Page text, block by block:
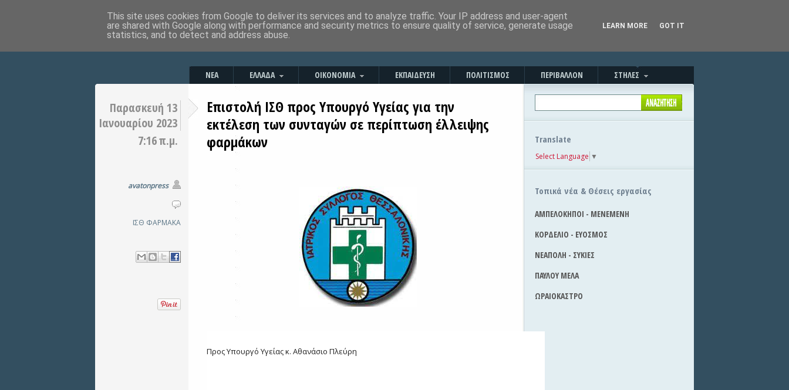
ΝΕΑ ΕΛΛΑΔΑ ΟΙΚΟΝΟΜΙΑ ΕΚΠΑΙΔΕΥΣΗ ΠΟΛΙΤΙΣΜΟΣ ΠΕΡΙΒΑΛΛΟΝ ΣΤΗΛΕΣ
Παρασκευή 13
Ιανουαρίου 2023
7:16 π.μ.
avatonpress
ΙΣΘ ΦΑΡΜΑΚΑ
Επιστολή ΙΣΘ προς Υπουργό Υγείας για την
εκτέλεση των συνταγών σε περίπτωση έλλειψης
φαρμάκων
Προς Υπουργό Υγείας κ. Αθανάσιο Πλεύρη
Translate
Select Language ▼
Τοπικά νέα & Θέσεις εργασίας
ΑΜΠΕΛΟΚΗΠΟΙ - ΜΕΝΕΜΕΝΗ
ΚΟΡΔΕΛΙΟ - ΕΥΟΣΜΟΣ
ΝΕΑΠΟΛΗ - ΣΥΚΙΕΣ
ΠΑΥΛΟΥ ΜΕΛΑ
ΩΡΑΙΟΚΑΣΤΡΟ
This site uses cookies from Google to deliver its services and to analyze traffic. Your IP address and user-agent
are shared with Google along with performance and security metrics to ensure quality of service, generate usage
statistics, and to detect and address abuse.
LEARN MORE GOT IT